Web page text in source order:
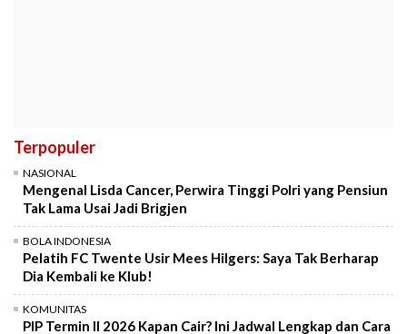
Terpopuler
NASIONAL
Mengenal Lisda Cancer, Perwira Tinggi Polri yang Pensiun
Tak Lama Usai Jadi Brigjen
BOLA INDONESIA
Pelatih FC Twente Usir Mees Hilgers: Saya Tak Berharap
Dia Kembali ke Klub!
KOMUNITAS
PIP Termin II 2026 Kapan Cair? Ini Jadwal Lengkap dan Cara